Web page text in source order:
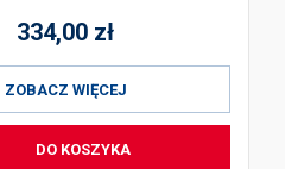
334,00 zł
ZOBACZ WIĘCEJ
DO KOSZYKA